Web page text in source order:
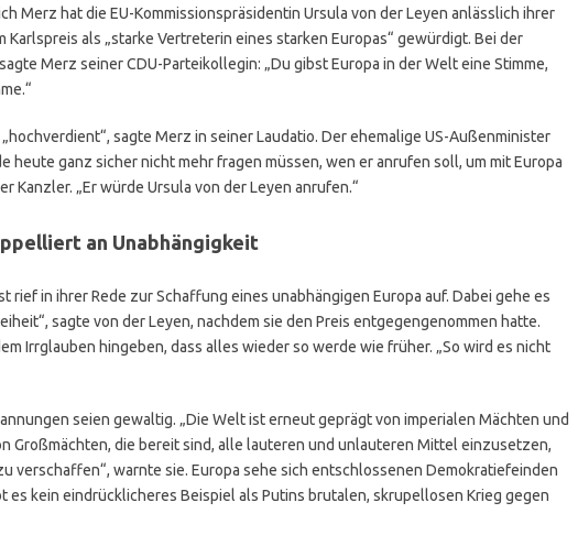
Merz hat die EU-Kommissionspräsidentin Ursula von der Leyen anlässlich ihrer
Karlspreis als „starke Vertreterin eines starken Europas“ gewürdigt. Bei der
Merz seiner CDU-Parteikollegin: „Du gibst Europa in der Welt eine Stimme,
sagte Merz in seiner Laudatio. Der ehemalige US-Außenminister
heute ganz sicher nicht mehr fragen müssen, wen er anrufen soll, um mit Europa
Kanzler. „Er würde Ursula von der Leyen anrufen.“
an Unabhängigkeit
rief in ihrer Rede zur Schaffung eines unabhängigen Europa auf. Dabei gehe es
sagte von der Leyen, nachdem sie den Preis entgegengenommen hatte.
Irrglauben hingeben, dass alles wieder so werde wie früher. „So wird es nicht
seien gewaltig. „Die Welt ist erneut geprägt von imperialen Mächten und
Großmächten, die bereit sind, alle lauteren und unlauteren Mittel einzusetzen,
verschaffen“, warnte sie. Europa sehe sich entschlossenen Demokratiefeinden
es kein eindrücklicheres Beispiel als Putins brutalen, skrupellosen Krieg gegen